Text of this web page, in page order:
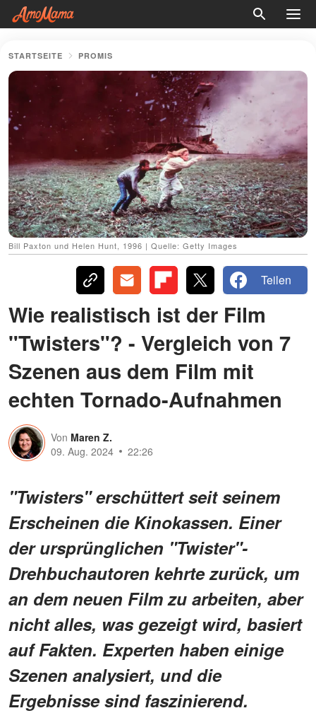
STARTSEITE PROMIS
Bill Paxton und Helen Hunt, 1996 | Quelle: Getty Images
Teilen
Wie realistisch ist der Film
"Twisters"? - Vergleich von 7
Szenen aus dem Film mit
echten Tornado-Aufnahmen
Von Maren Z.
09. Aug. 2024
22:26
"Twisters" erschüttert seit seinem
Erscheinen die Kinokassen. Einer
der ursprünglichen "Twister"-
Drehbuchautoren kehrte zurück, um
an dem neuen Film zu arbeiten, aber
nicht alles, was gezeigt wird, basiert
auf Fakten. Experten haben einige
Szenen analysiert, und die
Ergebnisse sind faszinierend.